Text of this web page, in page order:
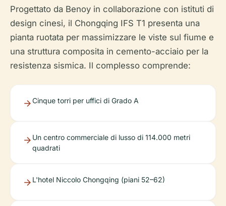
Progettato da Benoy in collaborazione con istituti di
design cinesi, il Chongqing IFS T1 presenta una
pianta ruotata per massimizzare le viste sul fiume e
una struttura composita in cemento-acciaio per la
resistenza sismica. Il complesso comprende:
Cinque torri per uffici di Grado A
Un centro commerciale di lusso di 114.000 metri
quadrati
L'hotel Niccolo Chongqing (piani 52–62)